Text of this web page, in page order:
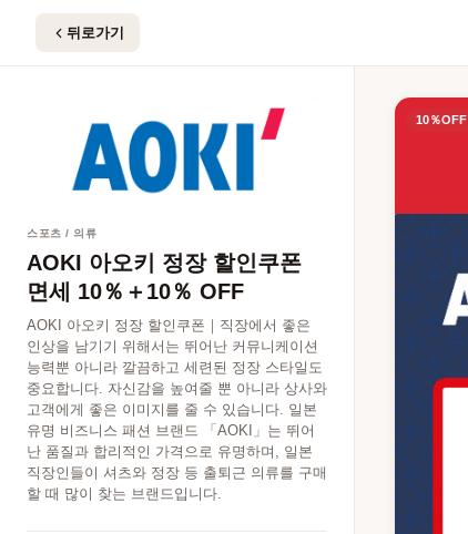
뒤로가기
스포츠 / 의류
AOKI 아오키 정장 할인쿠폰
면세 10％＋10％ OFF
AOKI 아오키 정장 할인쿠폰｜직장에서 좋은
인상을 남기기 위해서는 뛰어난 커뮤니케이션
능력뿐 아니라 깔끔하고 세련된 정장 스타일도
중요합니다. 자신감을 높여줄 뿐 아니라 상사와
고객에게 좋은 이미지를 줄 수 있습니다. 일본
유명 비즈니스 패션 브랜드 「AOKI」는 뛰어
난 품질과 합리적인 가격으로 유명하며, 일본
직장인들이 셔츠와 정장 등 출퇴근 의류를 구매
할 때 많이 찾는 브랜드입니다.
10％OFF